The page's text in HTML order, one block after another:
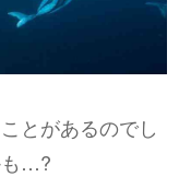
とがあるのでし
も…?